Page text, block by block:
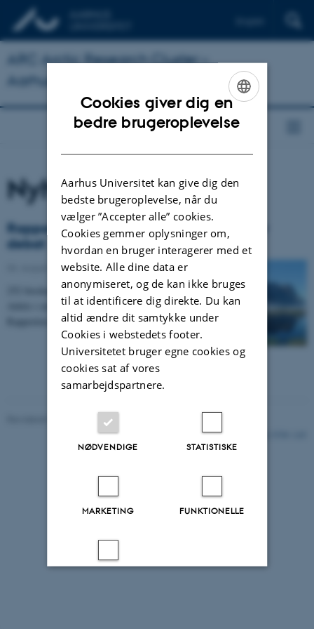
ARC Arctic Research Cluster –
Aarhus University
Nyheder
Rapport om biodiversiteten i Arktis skaber
debat
06. august 2013-Arctic Research Centre
252 forskere har samlet viden om dyre- og plantelivet i
Arktis i en ny rapport, der udkommer til efteråret.
Rapporten skaber allerede nu debat om…
Marie Frost Arndal
ENGLISH
Cookies giver dig en
bedre brugeroplevelse
Aarhus Universitet kan give dig den
bedste brugeroplevelse, når du
vælger ”Accepter alle” cookies.
Cookies gemmer oplysninger om,
hvordan en bruger interagerer med et
website. Alle dine data er
anonymiseret, og de kan ikke bruges
til at identificere dig direkte. Du kan
altid ændre dit samtykke under
Cookies i webstedets footer.
Universitetet bruger egne cookies og
cookies sat af vores
samarbejdspartnere.
NØDVENDIGE STATISTISKE
MARKETING FUNKTIONELLE